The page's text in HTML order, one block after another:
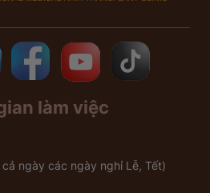
làm việc
ngày các ngày nghỉ Lễ, Tết)